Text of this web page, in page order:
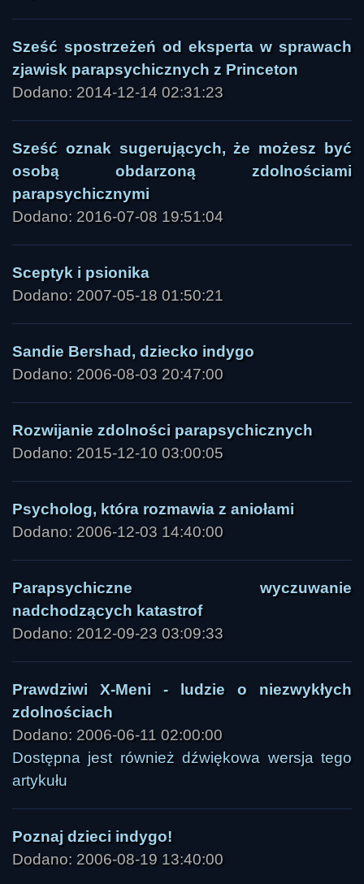
Sześć spostrzeżeń od eksperta w sprawach
zjawisk parapsychicznych z Princeton
Dodano: 2014-12-14 02:31:23
Sześć oznak sugerujących, że możesz być
osobą obdarzoną zdolnościami
parapsychicznymi
Dodano: 2016-07-08 19:51:04
Sceptyk i psionika
Dodano: 2007-05-18 01:50:21
Sandie Bershad, dziecko indygo
Dodano: 2006-08-03 20:47:00
Rozwijanie zdolności parapsychicznych
Dodano: 2015-12-10 03:00:05
Psycholog, która rozmawia z aniołami
Dodano: 2006-12-03 14:40:00
Parapsychiczne wyczuwanie
nadchodzących katastrof
Dodano: 2012-09-23 03:09:33
Prawdziwi X-Meni - ludzie o niezwykłych
zdolnościach
Dodano: 2006-06-11 02:00:00
Dostępna jest również dźwiękowa wersja tego
artykułu
Poznaj dzieci indygo!
Dodano: 2006-08-19 13:40:00